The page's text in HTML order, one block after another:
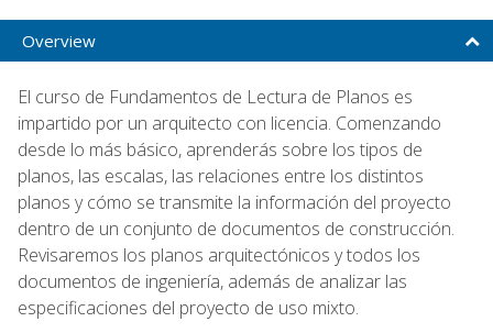
Overview
El curso de Fundamentos de Lectura de Planos es
impartido por un arquitecto con licencia. Comenzando
desde lo más básico, aprenderás sobre los tipos de
planos, las escalas, las relaciones entre los distintos
planos y cómo se transmite la información del proyecto
dentro de un conjunto de documentos de construcción.
Revisaremos los planos arquitectónicos y todos los
documentos de ingeniería, además de analizar las
especificaciones del proyecto de uso mixto.